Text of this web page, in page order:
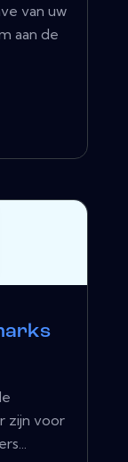
van uw
aan de
zijn voor